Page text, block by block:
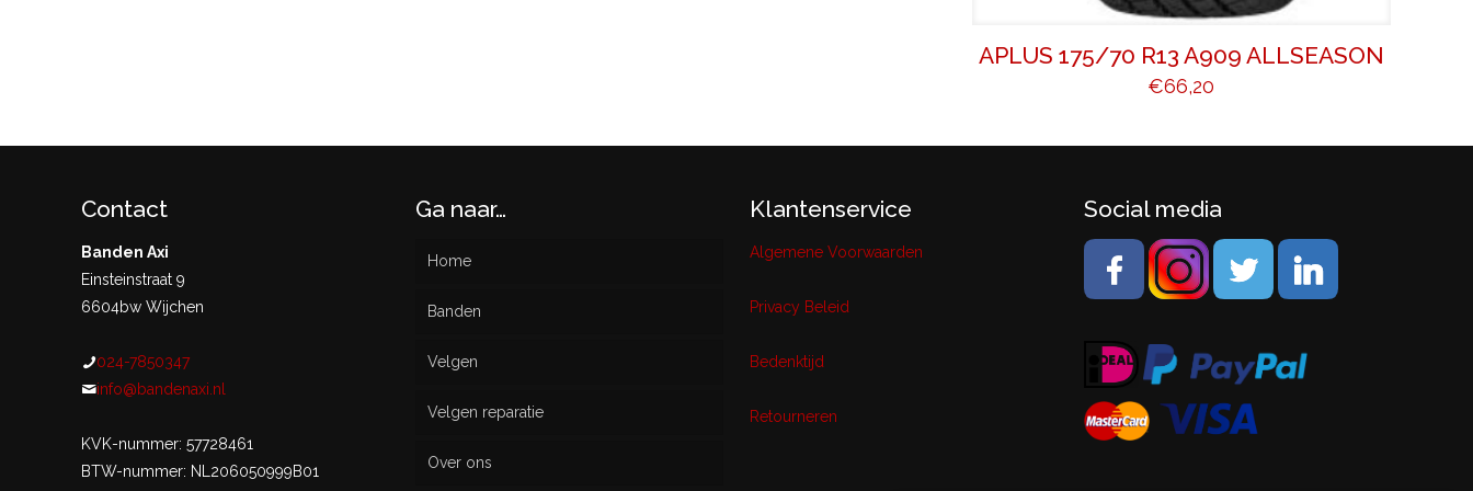
APLUS 175/70 R13 A909 ALLSEASON
€66,20
Contact
Banden Axi
Einsteinstraat 9
6604bw Wijchen
024-7850347
info@bandenaxi.nl
KVK-nummer: 57728461
BTW-nummer: NL206050999B01
Ga naar…
Home
Banden
Nieuw
Gebruikt
Velgen
Velgen reparatie
Over ons
Klantenservice
Algemene Voorwaarden
Privacy Beleid
Bedenktijd
Retourneren
Social media